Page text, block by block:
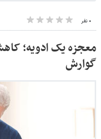
۰ نفر
معجزه یک ادویه؛
گوارش